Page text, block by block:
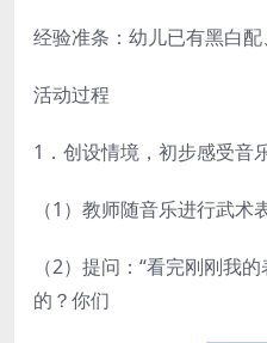
经验准条：幼儿已有黑白
活动过程
1．创设情境，初步感受音
（1）教师随音乐进行武术
（2）提问：“看完刚刚我
的？你们